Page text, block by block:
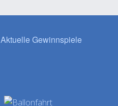
Aktuelle Gewinnspiele